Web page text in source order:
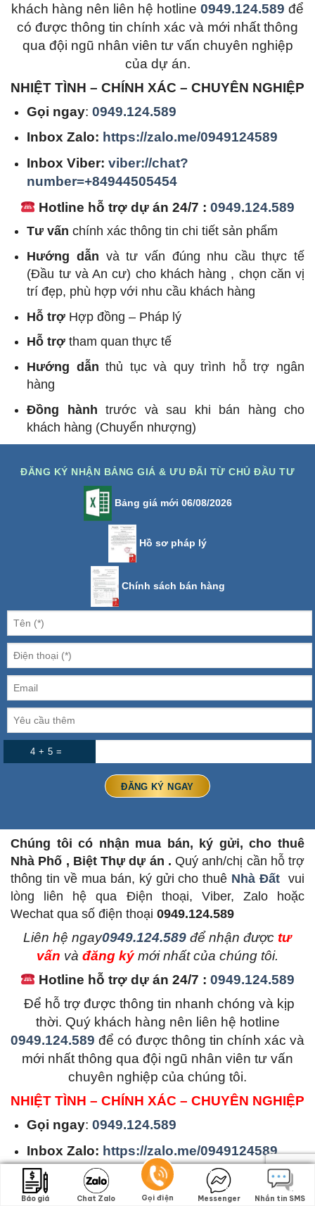
khách hàng nên liên hệ hotline 0949.124.589 để
có được thông tin chính xác và mới nhất thông
qua đội ngũ nhân viên tư vấn chuyên nghiệp
của dự án.
NHIỆT TÌNH – CHÍNH XÁC – CHUYÊN NGHIỆP
Gọi ngay:0949.124.589
Inbox Zalo: https://zalo.me/0949124589
Inbox Viber:viber://chat?
number=+84944505454
Hotline hỗ trợ dự án 24/7 :0949.124.589
Tư vấn chính xác thông tin chi tiết sản phẩm
Hướng dẫn và tư vấn đúng nhu cầu thực tế
(Đầu tư và An cư) cho khách hàng , chọn căn vị
trí đẹp, phù hợp với nhu cầu khách hàng
Hỗ trợ Hợp đồng – Pháp lý
Hỗ trợtham quan thực tế
Hướng dẫn thủ tục và quy trình hỗ trợ ngân
hàng
Đồng hành trước và sau khi bán hàng cho
khách hàng (Chuyển nhượng)
ĐĂNG KÝ NHẬN BẢNG GIÁ & ƯU ĐÃI TỪ CHỦ ĐẦU TƯ
Bảng giá mới 06/08/2026
Hồ sơ pháp lý
Chính sách bán hàng
4 + 5 =
Chúng tôi có nhận mua bán, ký gửi, cho thuê
Nhà Phố , Biệt Thự dự án . Quý anh/chị cần hỗ trợ
thông tin về mua bán, ký gửi cho thuê Nhà Đất vui
lòng liên hệ qua Điện thoại, Viber, Zalo hoặc
Wechat qua số điện thoại 0949.124.589
Liên hệ ngay0949.124.589 để nhận được tư
vấn và đăng kýmới nhất của chúng tôi.
Hotline hỗ trợ dự án 24/7 :0949.124.589
Để hỗ trợ được thông tin nhanh chóng và kịp
thời. Quý khách hàng nên liên hệ hotline
0949.124.589 để có được thông tin chính xác và
mới nhất thông qua đội ngũ nhân viên tư vấn
chuyên nghiệp của chúng tôi.
NHIỆT TÌNH – CHÍNH XÁC – CHUYÊN NGHIỆP
Gọi ngay:0949.124.589
Inbox Zalo: https://zalo.me/0949124589
Inbox Viber:viber://chat?
number=+84944505454
Báo giá Chat Zalo Gọi điện Messenger Nhắn tin SMS
Báo giá Chat Zalo Gọi điện Messenger Nhắn tin SMS